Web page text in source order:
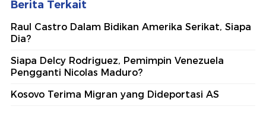
Berita Terkait
Raul Castro Dalam Bidikan Amerika Serikat, Siapa
Dia?
Siapa Delcy Rodriguez, Pemimpin Venezuela
Pengganti Nicolas Maduro?
Kosovo Terima Migran yang Dideportasi AS